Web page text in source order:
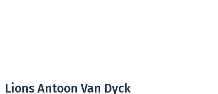
Lions Antoon Van Dyck